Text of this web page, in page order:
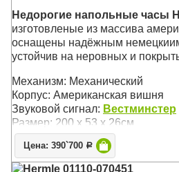
Недорогие напольные часы
изготовленые из массива
оснащены надёжным
устойчив на неровных и
Механизм: Механический
Корпус: Американская вишня
Звуковой сигнал: Вестминстер
Размер: 200 х 53 х 26см
Цена: 390`700 Р
Hermle 01110-070451